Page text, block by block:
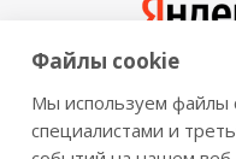
2016-2026 ©
Файлы cookie
Мы используем файлы
специалистами и